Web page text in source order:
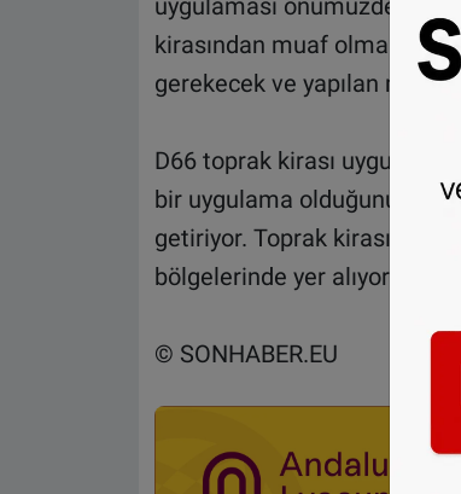
uygulaması önümüzdeki
kirasından muaf olmak için
gerekecek ve yapılan
D66 toprak kirası
bir uygulama olduğunu
getiriyor. Toprak kirası olan
bölgelerinde yer alıyordu.
© SONHABER.EU